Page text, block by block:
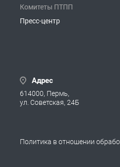
Комитеты ПТПП
Пресс-центр
Адрес
614000, Пермь,
ул. Советская, 24Б
Политика в отношении